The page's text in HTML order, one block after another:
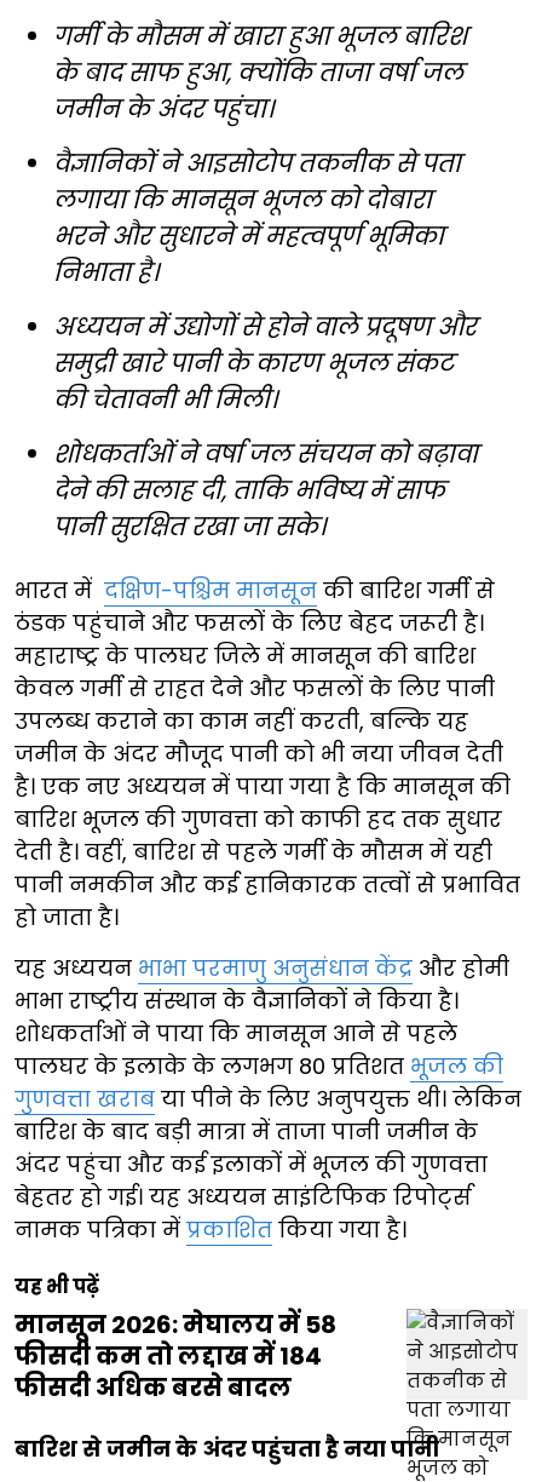
गर्मी के मौसम में खारा हुआ भूजल बारिश
के बाद साफ हुआ, क्योंकि ताजा वर्षा जल
जमीन के अंदर पहुंचा।
वैज्ञानिकों ने आइसोटोप तकनीक से पता
लगाया कि मानसून भूजल को दोबारा
भरने और सुधारने में महत्वपूर्ण भूमिका
निभाता है।
अध्ययन में उद्योगों से होने वाले प्रदूषण और
समुद्री खारे पानी के कारण भूजल संकट
की चेतावनी भी मिली।
शोधकर्ताओं ने वर्षा जल संचयन को बढ़ावा
देने की सलाह दी, ताकि भविष्य में साफ
पानी सुरक्षित रखा जा सके।
भारत में दक्षिण-पश्चिम मानसून की बारिश गर्मी से
ठंडक पहुंचाने और फसलों के लिए बेहद जरूरी है।
महाराष्ट्र के पालघर जिले में मानसून की बारिश
केवल गर्मी से राहत देने और फसलों के लिए पानी
उपलब्ध कराने का काम नहीं करती, बल्कि यह
जमीन के अंदर मौजूद पानी को भी नया जीवन देती
है। एक नए अध्ययन में पाया गया है कि मानसून की
बारिश भूजल की गुणवत्ता को काफी हद तक सुधार
देती है। वहीं, बारिश से पहले गर्मी के मौसम में यही
पानी नमकीन और कई हानिकारक तत्वों से प्रभावित
हो जाता है।
यह अध्ययन भाभा परमाणु अनुसंधान केंद्र और होमी
भाभा राष्ट्रीय संस्थान के वैज्ञानिकों ने किया है।
शोधकर्ताओं ने पाया कि मानसून आने से पहले
पालघर के इलाके के लगभग 80 प्रतिशत भूजल की
गुणवत्ता खराब या पीने के लिए अनुपयुक्त थी। लेकिन
बारिश के बाद बड़ी मात्रा में ताजा पानी जमीन के
अंदर पहुंचा और कई इलाकों में भूजल की गुणवत्ता
बेहतर हो गई। यह अध्ययन साइंटिफिक रिपोर्ट्स
नामक पत्रिका में प्रकाशित किया गया है।
यह भी पढ़ें
मानसून 2026: मेघालय में 58
फीसदी कम तो लद्दाख में 184
फीसदी अधिक बरसे बादल
बारिश से जमीन के अंदर पहुंचता है नया पानी